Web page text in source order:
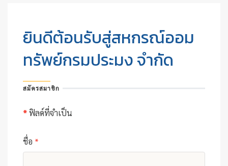
ยินดีต้อนรับสู่สหกรณ์ออม
ทรัพย์กรมประมง จำกัด
สมัครสมาชิก
*ฟิลด์ที่จำเป็น
ชื่อ *